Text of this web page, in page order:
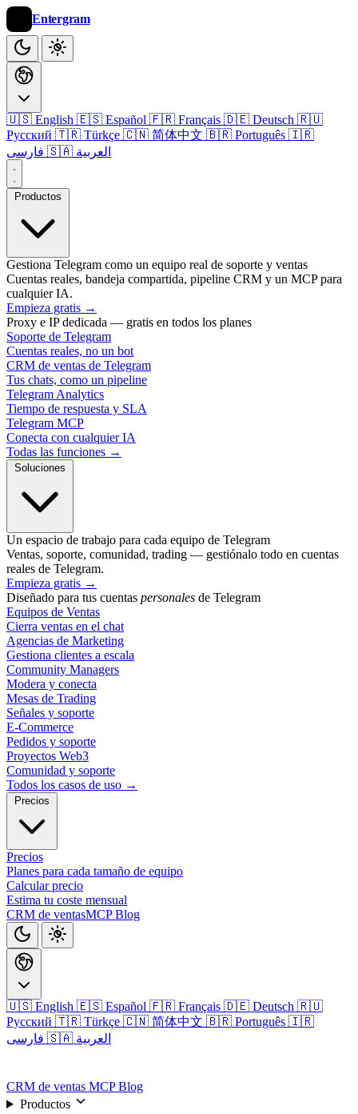
Entergram
🇺🇸 English 🇪🇸 Español 🇫🇷 Français 🇩🇪 Deutsch 🇷🇺
Русский 🇹🇷 Türkçe 🇨🇳 简体中文 🇧🇷 Português 🇮🇷
🇸🇦 العربية
Productos
Gestiona Telegram como un equipo real de soporte y ventas
Cuentas reales, bandeja compartida, pipeline CRM y un MCP para
cualquier IA.
Empieza gratis →
Proxy e IP dedicada — gratis en todos los planes
Soporte de Telegram
Cuentas reales, no un bot
CRM de ventas de Telegram
Tus chats, como un pipeline
Telegram Analytics
Tiempo de respuesta y SLA
Telegram MCP
Conecta con cualquier IA
Todas las funciones →
Soluciones
Un espacio de trabajo para cada equipo de Telegram
Ventas, soporte, comunidad, trading — gestiónalo todo en cuentas
reales de Telegram.
Empieza gratis →
Diseñado para tus cuentas personales de Telegram
Equipos de Ventas
Cierra ventas en el chat
Agencias de Marketing
Gestiona clientes a escala
Community Managers
Modera y conecta
Mesas de Trading
Señales y soporte
E-Commerce
Pedidos y soporte
Proyectos Web3
Comunidad y soporte
Todos los casos de uso →
Precios
Precios
Planes para cada tamaño de equipo
Calcular precio
Estima tu coste mensual
CRM de ventasMCPBlog
🇺🇸 English 🇪🇸 Español 🇫🇷 Français 🇩🇪 Deutsch 🇷🇺
Русский 🇹🇷 Türkçe 🇨🇳 简体中文 🇧🇷 Português 🇮🇷
🇸🇦 العربية
CRM de ventas MCPBlog
Productos